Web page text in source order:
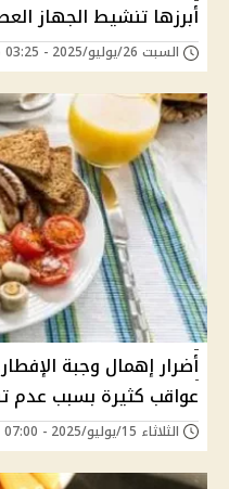
أبرزها تنشيط الجهاز
السبت 26/يوليو/2025 - 03:25 م
أضرار إهمال وجبة
عواقب كثيرة بسبب عدم
الثلاثاء 15/يوليو/2025 - 07:00 ص